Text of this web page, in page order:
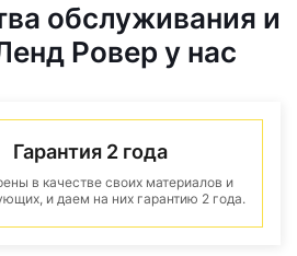
обслуживания и
Ровер у нас
Гарантия 2 года
в качестве своих материалов и
и даем на них гарантию 2 года.